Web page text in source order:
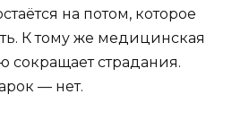
на потом, которое
К тому же медицинская
страдания.
— нет.